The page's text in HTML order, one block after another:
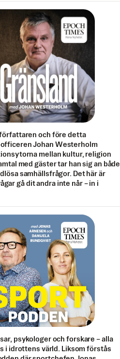
och före detta
Johan Westerholm
mellan kultur, religion
med gäster tar han sig an både
samhällsfrågor. Det här är
gå dit andra inte når – in i
psykologer och forskare – alla
i idrottens värld. Liksom förstås